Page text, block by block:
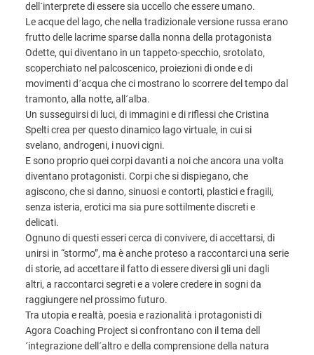
dell´interprete di essere sia uccello che essere umano.
Le acque del lago, che nella tradizionale versione russa erano
frutto delle lacrime sparse dalla nonna della protagonista
Odette, qui diventano in un tappeto-specchio, srotolato,
scoperchiato nel palcoscenico, proiezioni di onde e di
movimenti d´acqua che ci mostrano lo scorrere del tempo dal
tramonto, alla notte, all´alba.
Un susseguirsi di luci, di immagini e di riflessi che Cristina
Spelti crea per questo dinamico lago virtuale, in cui si
svelano, androgeni, i nuovi cigni.
E sono proprio quei corpi davanti a noi che ancora una volta
diventano protagonisti. Corpi che si dispiegano, che
agiscono, che si danno, sinuosi e contorti, plastici e fragili,
senza isteria, erotici ma sia pure sottilmente discreti e
delicati.
Ognuno di questi esseri cerca di convivere, di accettarsi, di
unirsi in “stormo”, ma è anche proteso a raccontarci una serie
di storie, ad accettare il fatto di essere diversi gli uni dagli
altri, a raccontarci segreti e a volere credere in sogni da
raggiungere nel prossimo futuro.
Tra utopia e realtà, poesia e razionalità i protagonisti di
Agora Coaching Project si confrontano con il tema dell
´integrazione dell´altro e della comprensione della natura